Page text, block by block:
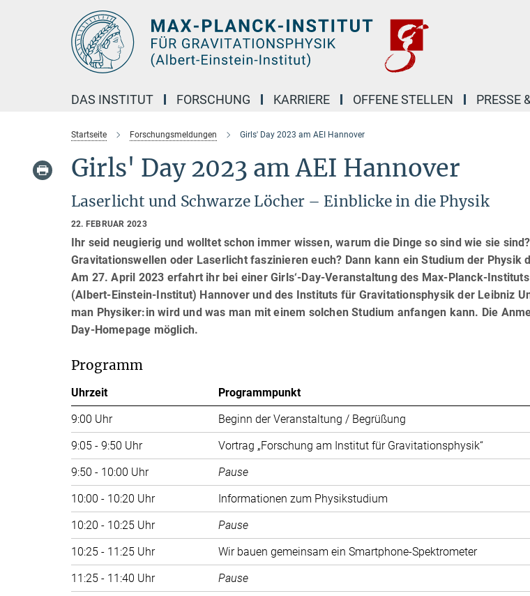
DAS INSTITUT FORSCHUNG KARRIERE OFFENE STELLEN PRESSE
Startseite Forschungsmeldungen Girls' Day 2023 am AEI Hannover
Girls' Day 2023 am AEI Hannover
Laserlicht und Schwarze Löcher – Einblicke in die Physik
22. FEBRUAR 2023
Ihr seid neugierig und wolltet schon immer wissen, warum die Dinge so sind wie sie
Gravitationswellen oder Laserlicht faszinieren euch? Dann kann ein Studium der Physik
Am 27. April 2023 erfahrt ihr bei einer Girls‘-Day-Veranstaltung des Max-Planck-
(Albert-Einstein-Institut) Hannover und des Instituts für Gravitationsphysik der Leibniz
man Physiker:in wird und was man mit einem solchen Studium anfangen kann. Die
Day-Homepage möglich.
Programm
Uhrzeit
Programmpunkt
9:00 Uhr
Beginn der Veranstaltung / Begrüßung
9:05 - 9:50 Uhr
Vortrag „Forschung am Institut für Gravitationsphysik“
9:50 - 10:00 Uhr
Pause
10:00 - 10:20 Uhr
Informationen zum Physikstudium
10:20 - 10:25 Uhr
Pause
10:25 - 11:25 Uhr
Wir bauen gemeinsam ein Smartphone-Spektrometer
11:25 - 11:40 Uhr
Pause